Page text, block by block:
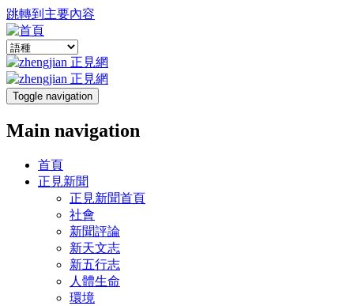
跳轉到主要內容
Toggle navigation
Main navigation
首頁
正見新聞
正見新聞首頁
社會
新聞評論
新天文志
新五行志
人體生命
環境